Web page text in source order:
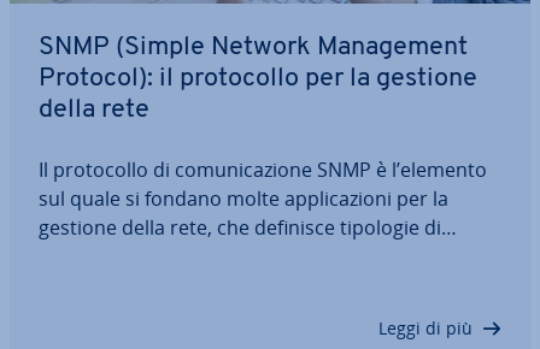
SNMP (Simple Network Ma­na­ge­ment
Protocol): il pro­to­col­lo per la gestione
della rete
Il pro­to­col­lo di co­mu­ni­ca­zio­ne SNMP è l’elemento
sul quale si fondano molte ap­pli­ca­zio­ni per la
gestione della rete, che definisce tipologie di
Leggi di più